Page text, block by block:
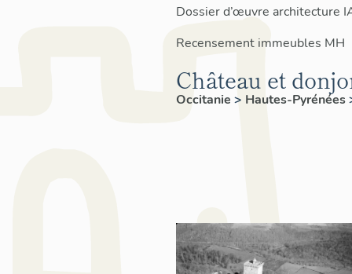
Dossier d’œuvre architecture
Recensement immeubles MH
Château et
Occitanie > Hautes-Pyrénées